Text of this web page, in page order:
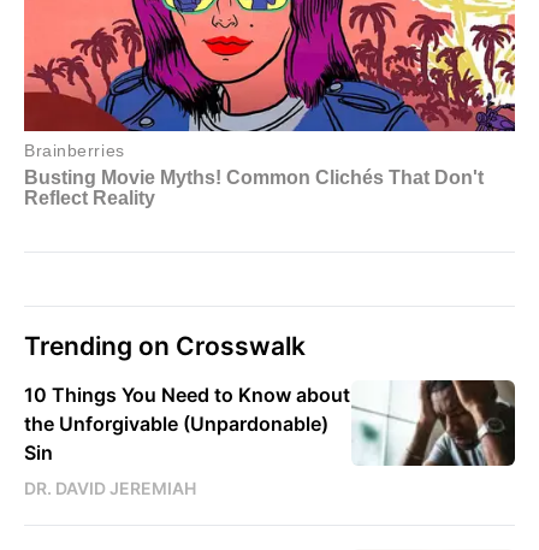
Trending on Crosswalk
10 Things You Need to Know about
the Unforgivable (Unpardonable)
Sin
DR. DAVID JEREMIAH